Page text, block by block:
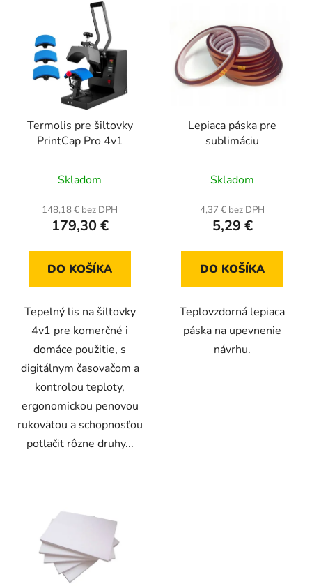
Termolis pre šiltovky
PrintCap Pro 4v1
hodnotenie
produktu
je
z
Skladom
148,18 € bez DPH
179,30 €
DO KOŠÍKA
Tepelný lis na šiltovky
4v1 pre komerčné i
domáce použitie, s
digitálnym časovačom a
kontrolou teploty,
ergonomickou penovou
rukoväťou a schopnosťou
potlačiť rôzne druhy...
Lepiaca páska pre
sublimáciu
hodnotenie
produktu
je
z
Skladom
4,37 € bez DPH
5,29 €
DO KOŠÍKA
Teplovzdorná lepiaca
páska na upevnenie
návrhu.